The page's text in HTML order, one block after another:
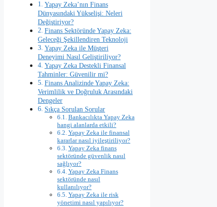
Yapay Zeka’nın Finans
Dünyasındaki Yükselişi: Neleri
Değiştiriyor?
Finans Sektöründe Yapay Zeka:
Geleceği Şekillendiren Teknoloji
Yapay Zeka ile Müşteri
Deneyimi Nasıl Geliştiriliyor?
Yapay Zeka Destekli Finansal
Tahminler: Güvenilir mi?
Finans Analizinde Yapay Zeka:
Verimlilik ve Doğruluk Arasındaki
Dengeler
Sıkça Sorulan Sorular
Bankacılıkta Yapay Zeka
hangi alanlarda etkili?
Yapay Zeka ile finansal
kararlar nasıl iyileştiriliyor?
Yapay Zeka finans
sektöründe güvenlik nasıl
sağlıyor?
Yapay Zeka Finans
sektöründe nasıl
kullanılıyor?
Yapay Zeka ile risk
yönetimi nasıl yapılıyor?